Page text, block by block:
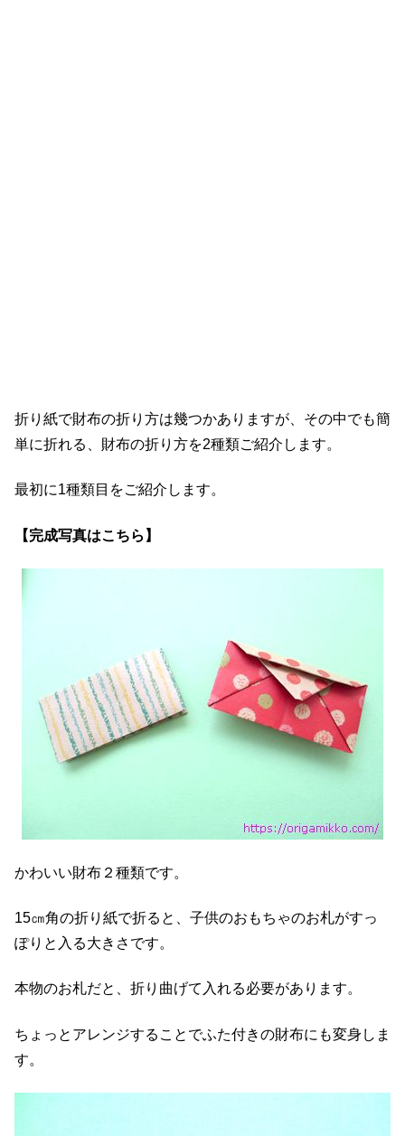
折り紙で財布の折り方は幾つかありますが、その中でも簡
単に折れる、財布の折り方を2種類ご紹介します。
最初に1種類目をご紹介します。
【完成写真はこちら】
かわいい財布２種類です。
15㎝角の折り紙で折ると、子供のおもちゃのお札がすっ
ぽりと入る大きさです。
本物のお札だと、折り曲げて入れる必要があります。
ちょっとアレンジすることでふた付きの財布にも変身しま
す。